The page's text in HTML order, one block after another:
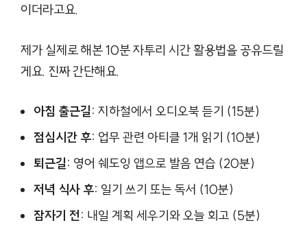
이더라고요.
제가 실제로 해본 10분 자투리 시간 활용법을 공유드릴
게요. 진짜 간단해요.
아침 출근길: 지하철에서 오디오북 듣기 (15분)
점심시간 후: 업무 관련 아티클 1개 읽기 (10분)
퇴근길: 영어 쉐도잉 앱으로 발음 연습 (20분)
저녁 식사 후: 일기 쓰기 또는 독서 (10분)
잠자기 전: 내일 계획 세우기와 오늘 회고 (5분)